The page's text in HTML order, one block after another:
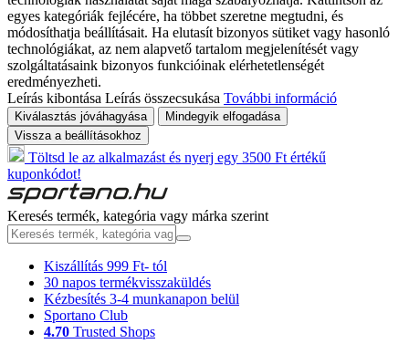
egyes kategóriák fejlécére, ha többet szeretne megtudni, és
módosíthatja beállításait. Ha elutasít bizonyos sütiket vagy hasonló
technológiákat, az nem alapvető tartalom megjelenítését vagy
szolgáltatásaink bizonyos funkcióinak elérhetetlenségét
eredményezheti.
Leírás kibontása Leírás összecsukása További információ
Kiválasztás jóváhagyása
Mindegyik elfogadása
Vissza a beállításokhoz
Töltsd le az alkalmazást és nyerj egy 3500 Ft értékű
kuponkódot!
Keresés termék, kategória vagy márka szerint
Kiszállítás 999 Ft- tól
30 napos termékvisszaküldés
Kézbesítés 3-4 munkanapon belül
Sportano Club
4.70 Trusted Shops